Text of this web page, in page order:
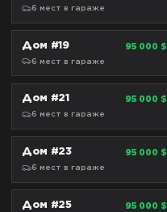
6 мест в гараже
СТАНДАРТ
Дом #19 95 000 $
6 мест в гараже
СТАНДАРТ
Дом #21 95 000 $
6 мест в гараже
СТАНДАРТ
Дом #23 95 000 $
6 мест в гараже
СТАНДАРТ
Дом #25 95 000 $